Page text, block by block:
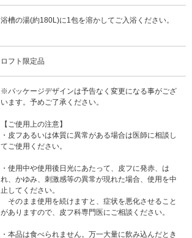
浴槽の湯(約180L)に1包を溶かしてご入浴ください。
ロフト限定品
※パッケージデザインは予告なく変更になる事がござ
います。予めご了承ください。
【ご使用上の注意】
・皮フあるいは体質に異常がある場合は医師に相談し
てご使用ください。
・使用中や使用後日光にあたって、皮フに発赤、は
れ、かゆみ、刺激感等の異常が現れた場合、使用を中
止してください。
そのまま使用を続けますと、症状を悪化させること
がありますので、皮フ科専門医にご相談ください。
・本品は食べられません。万一大量に飲み込んだとき